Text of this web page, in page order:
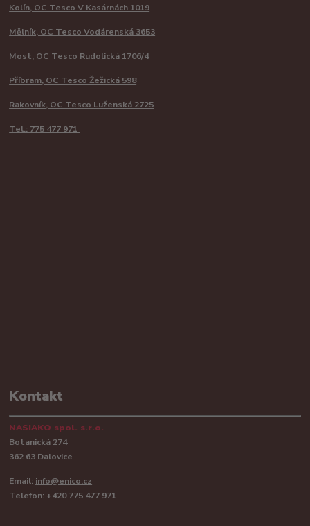
Kolín, OC Tesco V Kasárnách 1019
Mělník, OC Tesco Vodárenská 3653
Most, OC Tesco Rudolická 1706/4
Příbram, OC Tesco Žežická 598
Rakovník, OC Tesco Luženská 2725
Tel.: 775 477 971
Kontakt
NASIAKO spol. s.r.o.
Botanická 274
362 63 Dalovice
Email: info@enico.cz
Telefon: +420 775 477 971